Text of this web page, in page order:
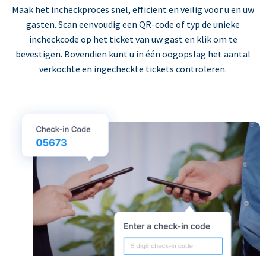
Maak het incheckproces snel, efficiënt en veilig voor u en uw
gasten. Scan eenvoudig een QR-code of typ de unieke
incheckcode op het ticket van uw gast en klik om te
bevestigen. Bovendien kunt u in één oogopslag het aantal
verkochte en ingecheckte tickets controleren.